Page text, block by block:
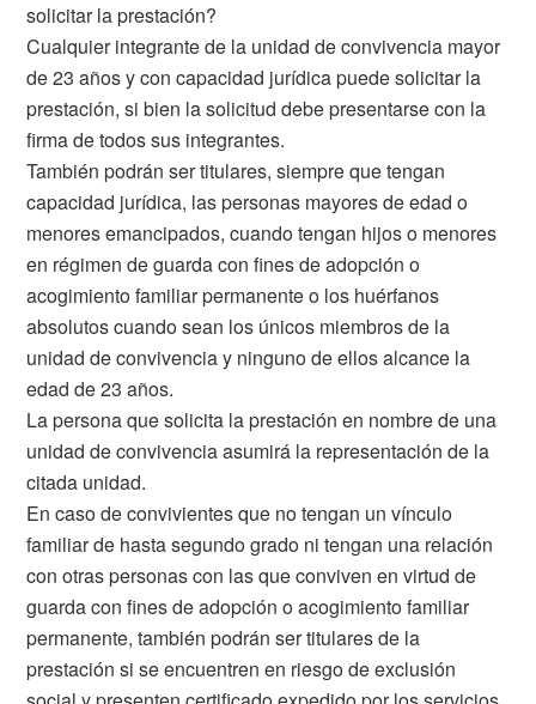
solicitar la prestación?
Cualquier integrante de la unidad de convivencia mayor
de 23 años y con capacidad jurídica puede solicitar la
prestación, si bien la solicitud debe presentarse con la
firma de todos sus integrantes.
También podrán ser titulares, siempre que tengan
capacidad jurídica, las personas mayores de edad o
menores emancipados, cuando tengan hijos o menores
en régimen de guarda con fines de adopción o
acogimiento familiar permanente o los huérfanos
absolutos cuando sean los únicos miembros de la
unidad de convivencia y ninguno de ellos alcance la
edad de 23 años.
La persona que solicita la prestación en nombre de una
unidad de convivencia asumirá la representación de la
citada unidad.
En caso de convivientes que no tengan un vínculo
familiar de hasta segundo grado ni tengan una relación
con otras personas con las que conviven en virtud de
guarda con fines de adopción o acogimiento familiar
permanente, también podrán ser titulares de la
prestación si se encuentren en riesgo de exclusión